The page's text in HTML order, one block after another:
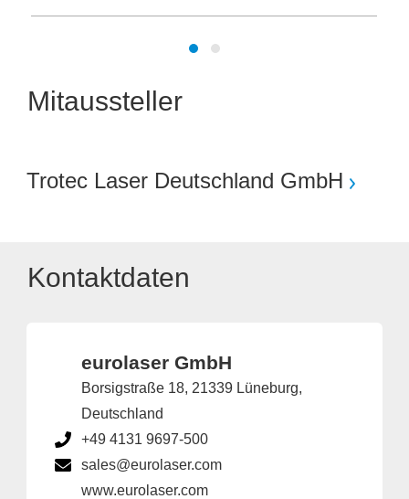
Mitaussteller
Trotec Laser Deutschland GmbH
Kontaktdaten
eurolaser GmbH
Borsigstraße 18, 21339 Lüneburg,
Deutschland
+49 4131 9697-500
sales@eurolaser.com
www.eurolaser.com